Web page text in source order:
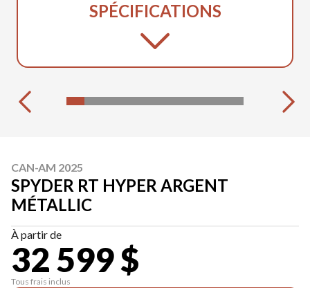
SPÉCIFICATIONS
CAN-AM 2025
SPYDER RT HYPER ARGENT
MÉTALLIC
À partir de
32 599 $
Tous frais inclus